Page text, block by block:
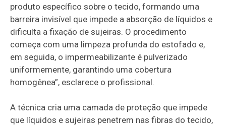
produto específico sobre o tecido, formando uma
barreira invisível que impede a absorção de líquidos e
dificulta a fixação de sujeiras. O procedimento
começa com uma limpeza profunda do estofado e,
em seguida, o impermeabilizante é pulverizado
uniformemente, garantindo uma cobertura
homogênea”, esclarece o profissional.
A técnica cria uma camada de proteção que impede
que líquidos e sujeiras penetrem nas fibras do tecido,